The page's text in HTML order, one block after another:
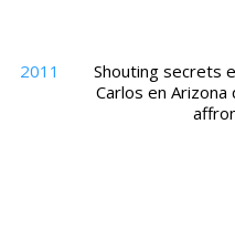
2011
Shouting secrets
Carlos en